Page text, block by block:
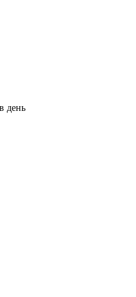
день